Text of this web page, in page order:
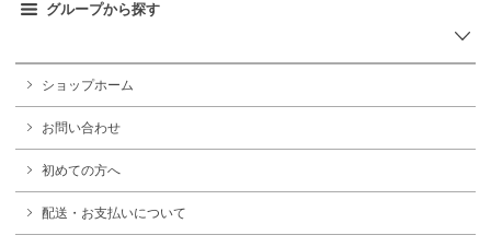
グループから探す
ショップホーム
お問い合わせ
初めての方へ
配送・お支払いについて